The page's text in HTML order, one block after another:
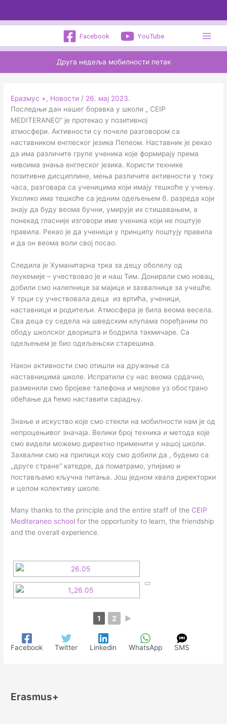
садржај
Facebook
YouTube
Друга недеља мобилности петак
Еразмус +, Новости / 26. мај 2023.
Последњи дан нашег боравка у школи „ CEIP
MEDITERANEO“ је протекао у позитивној
атмосфери. Активности су почеле разговором са
наставником енглеског језика Пепеом. Наставник је рекао
да има различите групе ученика које формирају према
нивоима знања енглеског језика. Користи технике
позитивне дисциплине, мења различите активности у току
часа, разговара са ученицима који имају тешкоће у учењу.
Уколико има тешкоће са једним одељењем 6. разреда који
знају да буду веома бучни, умирује их стишавањем, а
понекад гласније изговори име ученика који не поштује
правила. Рекао је да ученици у принципу поштују правила
и да он веома воли свој посао.
Следила је Хуманитарна трка за децу оболелу од
леукемије – учествовао је и наш Тим. Донирали смо новац,
добили смо налепнице за мајице и захвалнице за учешће.
У трци су учествовала деца из вртића, ученици,
наставници и родитељи. Атмосфера је била веома весела.
Сва деца су седела на шведским клупама поређаним по
ободу школског дворишта и бодрила такмичаре. Са
одељењем је био одељењски старешина.
Након активности смо отишли на дружење са
наставницима школе. Испратили су нас веома срдачно,
разменили смо бројеве талефона и мејлове уз обострано
обећање да ћемо наставити сарадњу.
Знање и искуство које смо стекли на мобилности нам је од
непроцењивог значаја. Велики број техника и метода које
смо видели можемо директно применити у нашој школи.
Захвални смо на прилици коју смо добили да , будемо са
„друге стране“ катедре, да поматрамо, упијамо и
постављамо кључна питања. Још једном хвала директорки
и целом колективу школе.
Many thanks to the principle and the entire staff of the CEIP
Mediteraneo school for the opportunity to learn, the friendship
and the overall experience.
1 2 ►
Facebook Twitter Linkedin WhatsApp SMS
Erasmus+